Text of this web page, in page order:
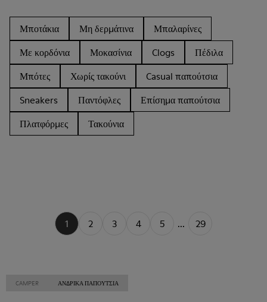
Μποτάκια Μη δερμάτινα
Μπαλαρίνες
Με κορδόνια
Μοκασίνια Clogs
Πέδιλα
Μπότες
Χωρίς τακούνι
Casual παπούτσια
Sneakers
Παντόφλες
Επίσημα παπούτσια
Πλατφόρμες
Τακούνια
1 2 3 4 5 ... 29
CAMPER ΑΝΔΡΙΚΑ ΠΑΠΟΎΤΣΙΑ